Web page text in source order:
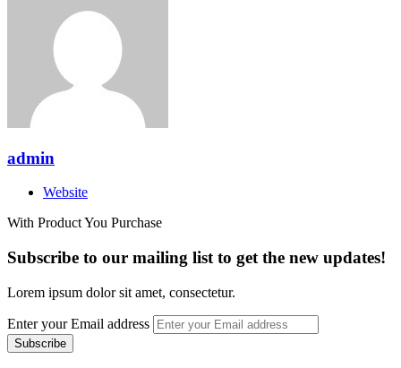
admin
Website
With Product You Purchase
Subscribe to our mailing list to get the new updates!
Lorem ipsum dolor sit amet, consectetur.
Enter your Email address